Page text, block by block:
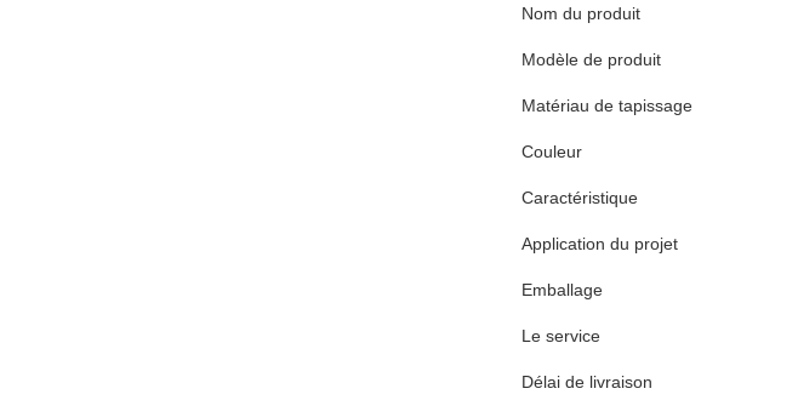
Nom du produit
Modèle de produit
Matériau de tapissage
Couleur
Caractéristique
Application du projet
Emballage
Le service
Délai de livraison